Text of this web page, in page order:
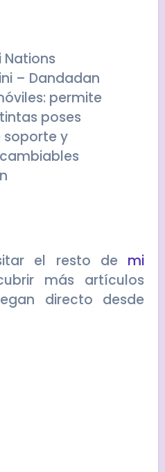
Nations
– Dandadan
permite
poses
soporte y
el resto de mi
más artículos
directo desde